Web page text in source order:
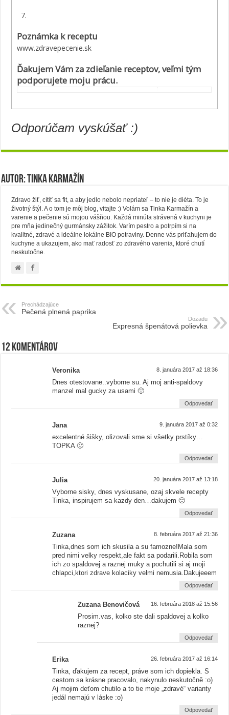
Poznámka k receptu
www.zdravepecenie.sk
Ďakujem Vám za zdieľanie receptov, veľmi tým
podporujete moju prácu.
Odporúčam vyskúšať :)
Autor: Tinka Karmažín
Zdravo žiť, cítiť sa fit, a aby jedlo nebolo nepriateľ – to nie je diéta. To je
životný štýl. A o tom je môj blog, vitajte :) Volám sa Tinka Karmažín a
varenie a pečenie sú mojou vášňou. Každá minúta strávená v kuchyni je
pre mňa jedinečný gurmánsky zážitok. Varím pestro a potrpím si na
kvalitné, zdravé a ideálne lokálne BIO potraviny. Denne vás priťahujem do
kuchyne a ukazujem, ako mať radosť zo zdravého varenia, ktoré chutí
neskutočne.
Prechádzajúce
Pečená plnená paprika
Dozadu
Expresná špenátová polievka
12 komentárov
Veronika 8. januára 2017 až 18:36
Dnes otestovane..vyborne su. Aj moj anti-spaldovy
manzel mal gucky za usami 🙂
Odpovedať
Jana 9. januára 2017 až 0:32
excelentné šišky, olizovali sme si všetky prstíky…
TOPKA 🙂
Odpovedať
Julia 20. januára 2017 až 13:18
Vyborne sisky, dnes vyskusane, ozaj skvele recepty
Tinka, inspirujem sa kazdy den…dakujem 🙂
Odpovedať
Zuzana 8. februára 2017 až 21:36
Tinka,dnes som ich skusila a su famozne!Mala som
pred nimi velky respekt,ale fakt sa podarili.Robila som
ich zo spaldovej a raznej muky a pochutili si aj moji
chlapci,ktori zdrave kolaciky velmi nemusia.Dakujeeem
Odpovedať
Zuzana Benovičová 16. februára 2018 až 15:56
Prosim.vas, kolko ste dali spaldovej a kolko
raznej?
Odpovedať
Erika 26. februára 2017 až 16:14
Tinka, ďakujem za recept, práve som ich dopiekla. S
cestom sa krásne pracovalo, nakynulo neskutočně :o)
Aj mojim deťom chutilo a to tie moje „zdravé“ varianty
jedál nemajú v láske :o)
Odpovedať